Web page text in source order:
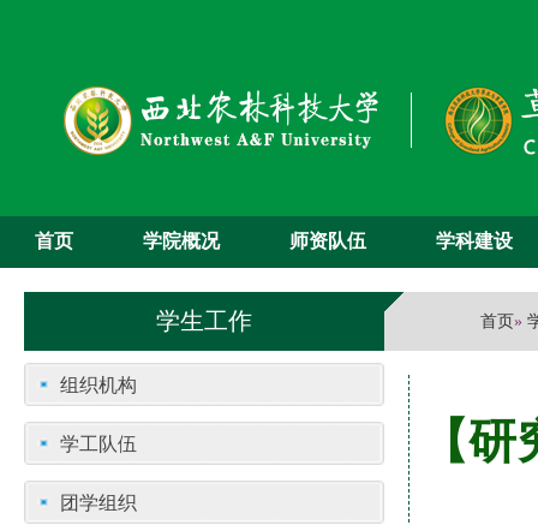
首页 学院概况 师资队伍 学科建设
学生工作 首页»
组织机构
学工队伍
团学组织
【